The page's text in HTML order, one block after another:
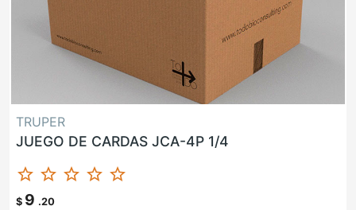
TRUPER
JUEGO DE CARDAS JCA-4P 1/4
star_border star_border star_border star_border star_border
$ 9 .20